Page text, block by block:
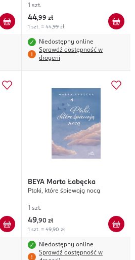
1 szt.
44,99 zł
1 szt. = 44,99 zł
Niedostępny online
Sprawdź dostępność w
drogerii
BEYA Marta Łabęcka
Ptaki, które śpiewają nocą
1 szt.
49,90 zł
1 szt. = 49,90 zł
Niedostępny online
Sprawdź dostępność w